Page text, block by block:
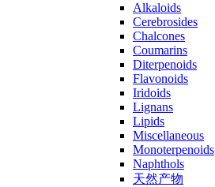
Alkaloids
Cerebrosides
Chalcones
Coumarins
Diterpenoids
Flavonoids
Iridoids
Lignans
Lipids
Miscellaneous
Monoterpenoids
Naphthols
天然产物